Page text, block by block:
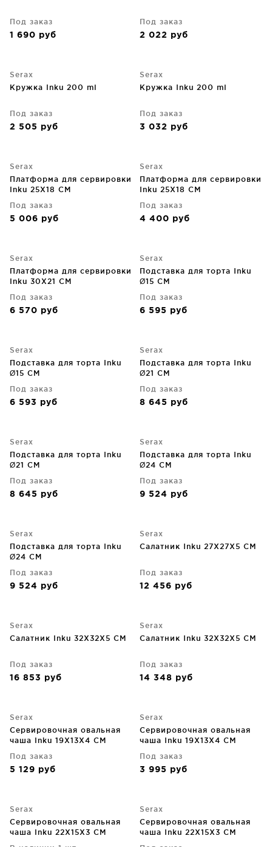
Под заказ
1 690 руб
Под заказ
2 022 руб
Serax
Кружка Inku 200 ml
Под заказ
2 505 руб
Serax
Кружка Inku 200 ml
Под заказ
3 032 руб
Serax
Платформа для сервировки
Inku 25X18 CM
Под заказ
5 006 руб
Serax
Платформа для сервировки
Inku 25X18 CM
Под заказ
4 400 руб
Serax
Платформа для сервировки
Inku 30X21 CM
Под заказ
6 570 руб
Serax
Подставка для торта Inku
Ø15 CM
Под заказ
6 595 руб
Serax
Подставка для торта Inku
Ø15 CM
Под заказ
6 593 руб
Serax
Подставка для торта Inku
Ø21 CM
Под заказ
8 645 руб
Serax
Подставка для торта Inku
Ø21 CM
Под заказ
8 645 руб
Serax
Подставка для торта Inku
Ø24 CM
Под заказ
9 524 руб
Serax
Подставка для торта Inku
Ø24 CM
Под заказ
9 524 руб
Serax
Салатник Inku 27X27X5 CM
Под заказ
12 456 руб
Serax
Салатник Inku 32X32X5 CM
Под заказ
16 853 руб
Serax
Салатник Inku 32X32X5 CM
Под заказ
14 348 руб
Serax
Сервировочная овальная
чаша Inku 19X13X4 CM
Под заказ
5 129 руб
Serax
Сервировочная овальная
чаша Inku 19X13X4 CM
Под заказ
3 995 руб
Serax
Сервировочная овальная
чаша Inku 22X15X3 CM
Serax
Сервировочная овальная
чаша Inku 22X15X3 CM